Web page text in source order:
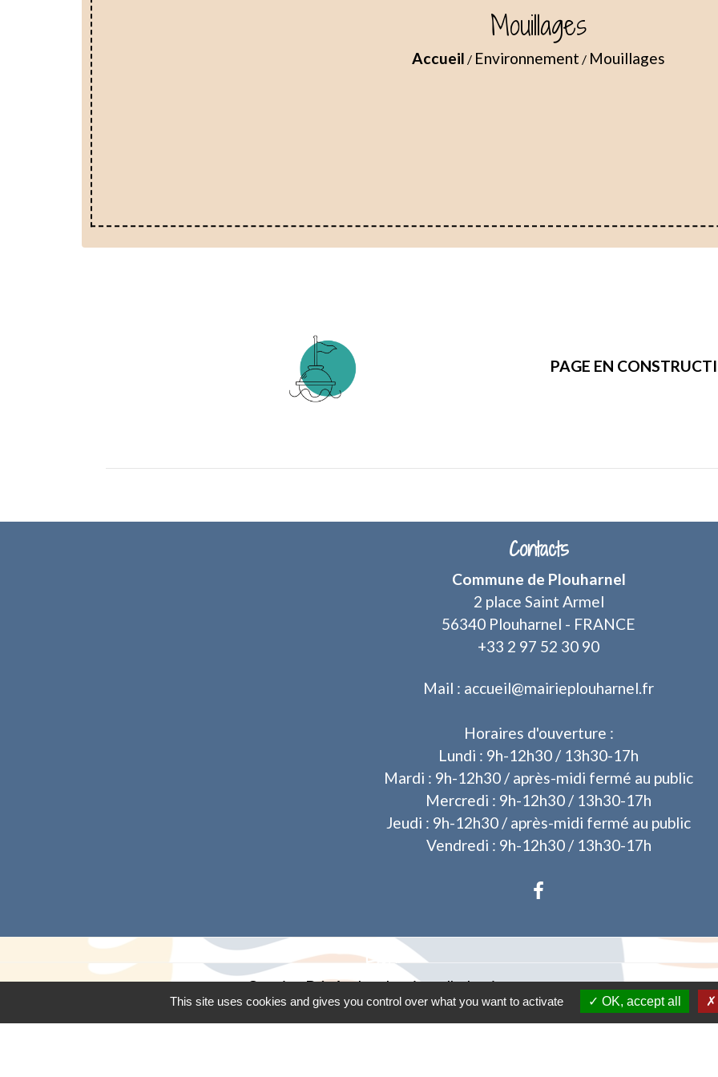
Mouillages
Accueil / Environnement / Mouillages
PAGE EN
Contacts
Commune de Plouharnel
2 place Saint Armel
56340 Plouharnel - FRANCE
+33 2 97 52 30 90
Mail : accueil@mairieplouharnel.fr
Horaires d'ouverture :
Lundi : 9h-12h30 / 13h30-17h
Mardi : 9h-12h30 / après-midi fermé au public
Mercredi : 9h-12h30 / 13h30-17h
Jeudi : 9h-12h30 / après-midi fermé au public
Vendredi : 9h-12h30 / 13h30-17h
Liens
Operis - Dépôt des dossiers d'urbanisme
This site uses cookies and gives you control over what you want to activate OK, accept all